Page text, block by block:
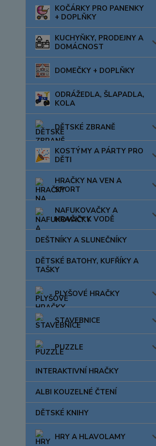
KOČÁRKY PRO PANENKY
+ DOPLŇKY
KUCHYŇKY, PRODEJNY A
DOMÁCNOST
DOMEČKY + DOPLŇKY
ODRÁŽEDLA, ŠLAPADLA,
KOLA
DĚTSKÉ ZBRANĚ
KOSTÝMY A PÁRTY PRO
DĚTI
HRAČKY NA VEN A
SPORT
NAFUKOVAČKY A
HRAČKY K VODĚ
DEŠTNÍKY A SLUNEČNÍKY
DĚTSKÉ BATOHY, KUFŘÍKY A
TAŠKY
PLYŠOVÉ HRAČKY
STAVEBNICE
PUZZLE
INTERAKTIVNÍ HRAČKY
ALBI KOUZELNÉ ČTENÍ
DĚTSKÉ KNIHY
HRY A HLAVOLAMY